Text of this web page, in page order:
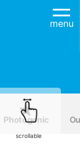
menu
Photogenic